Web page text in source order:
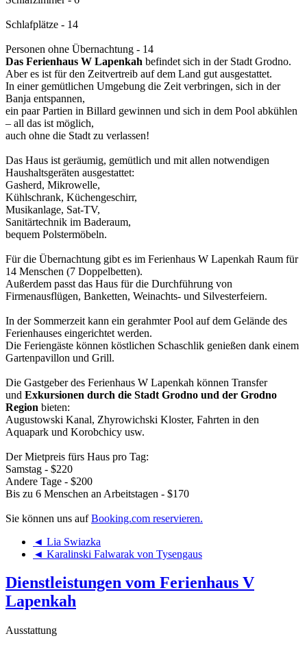
Schlafplätze - 14
Personen ohne Übernachtung - 14
Das Ferienhaus W Lapenkah befindet sich in der Stadt Grodno.
Aber es ist für den Zeitvertreib auf dem Land gut ausgestattet.
In einer gemütlichen Umgebung die Zeit verbringen, sich in der
Banja entspannen,
ein paar Partien in Billard gewinnen und sich in dem Pool abkühlen
– all das ist möglich,
auch ohne die Stadt zu verlassen!
Das Haus ist geräumig, gemütlich und mit allen notwendigen
Haushaltsgeräten ausgestattet:
Gasherd, Mikrowelle,
Kühlschrank, Küchengeschirr,
Musikanlage, Sat-TV,
Sanitärtechnik im Baderaum,
bequem Polstermöbeln.
Für die Übernachtung gibt es im Ferienhaus W Lapenkah Raum für
14 Menschen (7 Doppelbetten).
Außerdem passt das Haus für die Durchführung von
Firmenausflügen, Banketten, Weinachts- und Silvesterfeiern.
In der Sommerzeit kann ein gerahmter Pool auf dem Gelände des
Ferienhauses eingerichtet werden.
Die Feriengäste können köstlichen Schaschlik genießen dank einem
Gartenpavillon und Grill.
Die Gastgeber des Ferienhaus W Lapenkah können Transfer
und Exkursionen durch die Stadt Grodno und der Grodno
Region bieten:
Augustowski Kanal, Zhyrowichski Kloster, Fahrten in den
Aquapark und Korobchicy usw.
Der Mietpreis fürs Haus pro Tag:
Samstag - $220
Andere Tage - $200
Bis zu 6 Menschen an Arbeitstagen - $170
Sie können uns aufBooking.com reservieren.
◄ Lia Swiazka
◄ Karalinski Falwarak von Tysengaus
Dienstleistungen vom Ferienhaus V
Lapenkah
Ausstattung